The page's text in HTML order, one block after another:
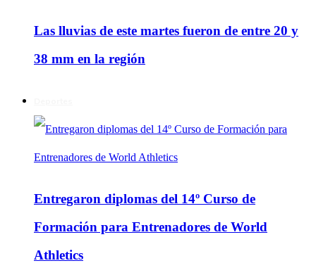
Las lluvias de este martes fueron de entre 20 y
38 mm en la región
Entregaron diplomas del 14º Curso de
Formación para Entrenadores de World
Athletics